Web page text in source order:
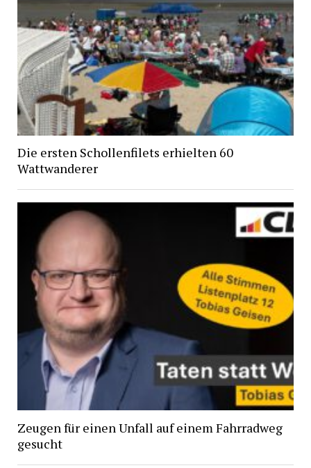
Die ersten Schollenfilets erhielten 60
Wattwanderer
Zeugen für einen Unfall auf einem Fahrradweg
gesucht